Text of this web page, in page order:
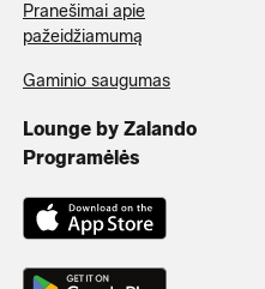
Pranešimai apie
pažeidžiamumą
Gaminio saugumas
Lounge by Zalando
Programėlės